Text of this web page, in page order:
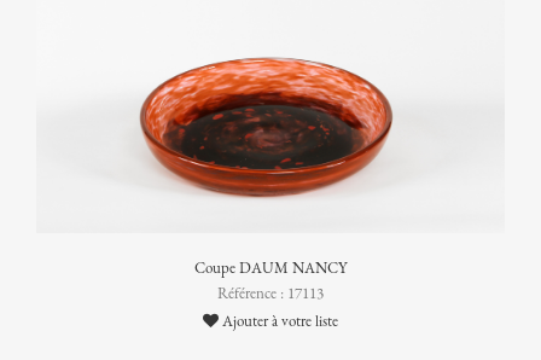
Coupe DAUM NANCY
Référence : 17113
Ajouter à votre liste